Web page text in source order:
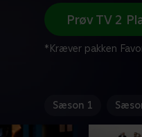
Prøv TV 2
*Kræver pakken
Sæson 1